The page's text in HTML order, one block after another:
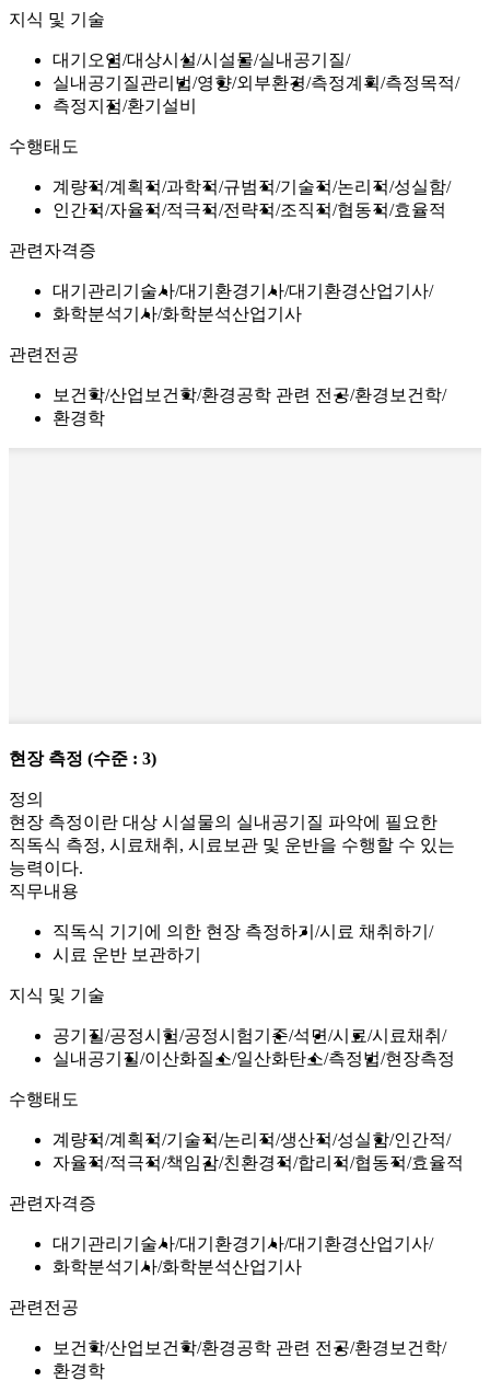
지식 및 기술
대기오염 대상시설 시설물 실내공기질
실내공기질관리법 영향 외부환경 측정계획 측정목적
측정지점 환기설비
수행태도
계량적 계획적 과학적 규범적 기술적 논리적 성실함
인간적 자율적 적극적 전략적 조직적 협동적 효율적
관련자격증
대기관리기술사 대기환경기사 대기환경산업기사
화학분석기사 화학분석산업기사
관련전공
보건학 산업보건학 환경공학 관련 전공 환경보건학
환경학
현장 측정 (수준 : 3)
정의
현장 측정이란 대상 시설물의 실내공기질 파악에 필요한
직독식 측정, 시료채취, 시료보관 및 운반을 수행할 수 있는
능력이다.
직무내용
직독식 기기에 의한 현장 측정하기
시료 채취하기
시료 운반 보관하기
지식 및 기술
공기질 공정시험 공정시험기준 석면 시료 시료채취
실내공기질 이산화질소 일산화탄소 측정법 현장측정
수행태도
계량적 계획적 기술적 논리적 생산적 성실함 인간적
자율적 적극적 책임감 친환경적 합리적 협동적 효율적
관련자격증
대기관리기술사 대기환경기사 대기환경산업기사
화학분석기사 화학분석산업기사
관련전공
보건학 산업보건학 환경공학 관련 전공 환경보건학
환경학